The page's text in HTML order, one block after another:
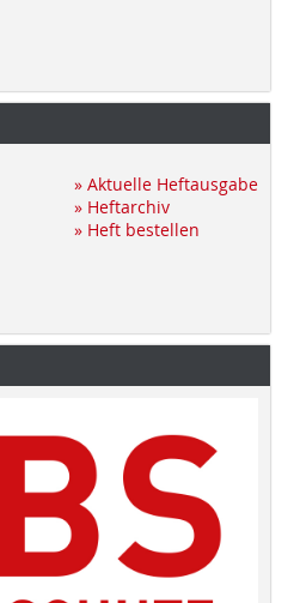
» Aktuelle Heftausgabe
» Heftarchiv
» Heft bestellen